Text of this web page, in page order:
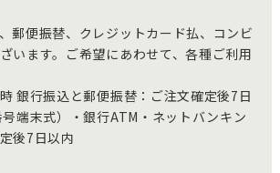
郵便振替、クレジットカード払、コンビ
います。ご希望にあわせて、各種ご利用
銀行振込と郵便振替：ご注文確定後7日
端末式）・銀行ATM・ネットバンキン
後7日以内